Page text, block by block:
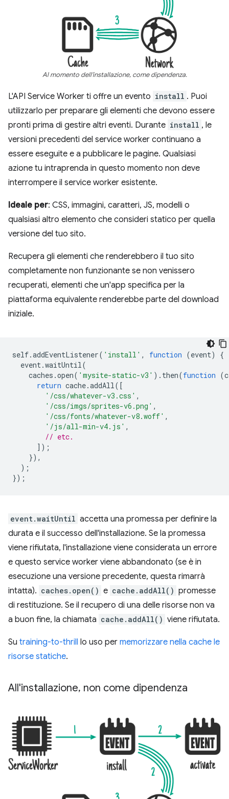
Al momento dell'installazione, come dipendenza.
L'API Service Worker ti offre un evento install . Puoi
utilizzarlo per preparare gli elementi che devono essere
pronti prima di gestire altri eventi. Durante install , le
versioni precedenti del service worker continuano a
essere eseguite e a pubblicare le pagine. Qualsiasi
azione tu intraprenda in questo momento non deve
interrompere il service worker esistente.
Ideale per: CSS, immagini, caratteri, JS, modelli o
qualsiasi altro elemento che consideri statico per quella
versione del tuo sito.
Recupera gli elementi che renderebbero il tuo sito
completamente non funzionante se non venissero
recuperati, elementi che un'app specifica per la
piattaforma equivalente renderebbe parte del download
iniziale.
self.addEventListener( 'install' , function (event)
{
event.waitUntil(
caches .open( 'mysite-static-v3' ). then(function (
return cache.addAll([
'/css/whatever-v3.css' ,
'/css/imgs/sprites-v6.png' ,
'/css/fonts/whatever-v8.woff' ,
'/js/all-min-v4.js' ,
// etc.
]);
}),
);
});
event.waitUntil accetta una promessa per definire la
durata e il successo dell'installazione. Se la promessa
viene rifiutata, l'installazione viene considerata un errore
e questo service worker viene abbandonato (se è in
esecuzione una versione precedente, questa rimarrà
intatta). caches.open() e cache.addAll() promesse
di restituzione. Se il recupero di una delle risorse non va
a buon fine, la chiamata cache.addAll() viene rifiutata.
Su training-to-thrill lo uso per memorizzare nella cache le
risorse statiche.
All'installazione, non come dipendenza